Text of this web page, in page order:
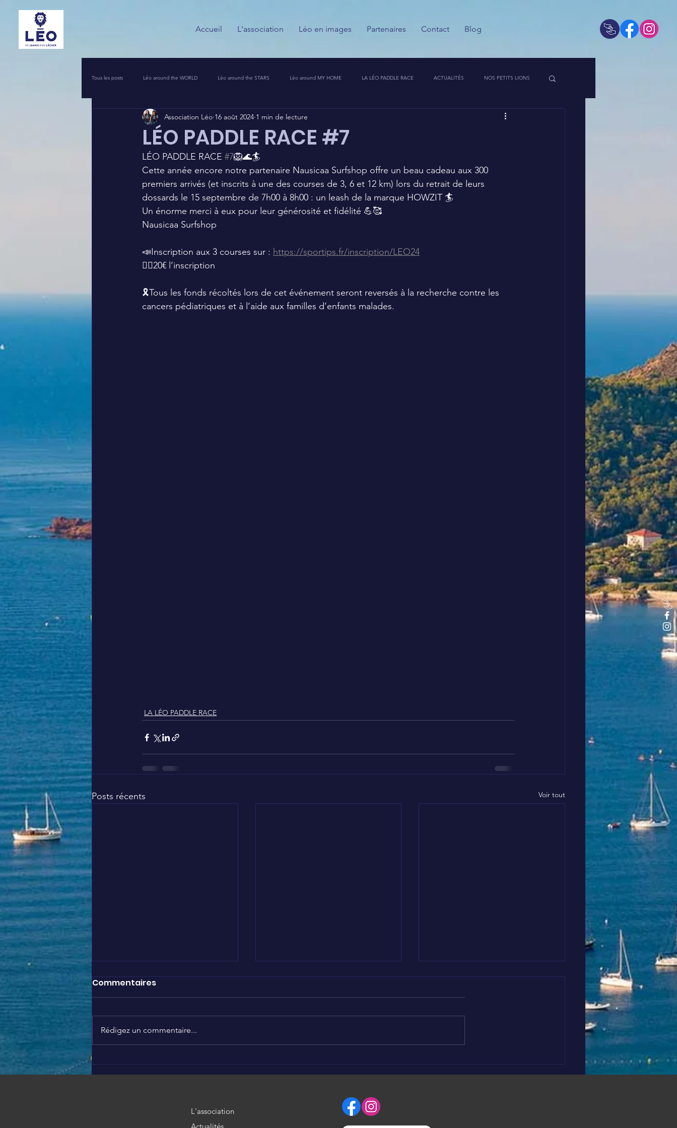
Accueil L'association Léo en images Partenaires Contact Blog
Tous les posts Léo around the WORLD Léo around the STARS Léo around MY HOME LA LÉO PADDLE RACE ACTUALITÉS NOS PETITS LIONS
VOS INITIATIVES SOLIDAIRES COIN PRESSE CALENDRIER DES GUERRIERS DU PALAIS
UNE NUIT POUR 2500 VOIX LEO PIERROT CHALLENGE 🦁🚀
LÉO PADDLE RACE #7
Association Léo 16 août 2024 1 min de lecture
LÉO PADDLE RACE #7🦁🌊🏄
Cette année encore notre partenaire Nausicaa Surfshop offre un beau cadeau aux 300
premiers arrivés (et inscrits à une des courses de 3, 6 et 12 km) lors du retrait de leurs
dossards le 15 septembre de 7h00 à 8h00 : un leash de la marque HOWZIT 🏄
Un énorme merci à eux pour leur générosité et fidélité 💪🥰
Nausicaa Surfshop
📣Inscription aux 3 courses sur : https://sportips.fr/inscription/LEO24
👉🏼20€ l’inscription
🎗️Tous les fonds récoltés lors de cet événement seront reversés à la recherche contre les
cancers pédiatriques et à l’aide aux familles d’enfants malades.
LA LÉO PADDLE RACE
Posts récents Voir tout
LÉO PADDLE RACE #7 LÉO PADDLE RACE #7 LÉO PADDLE RACE #7
Commentaires
Rédigez un commentaire...
L'association